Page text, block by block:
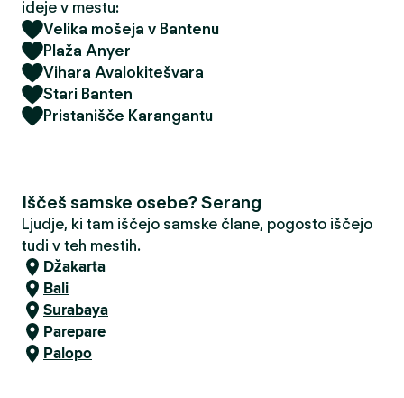
ideje v mestu:
Velika mošeja v Bantenu
Plaža Anyer
Vihara Avalokitešvara
Stari Banten
Pristanišče Karangantu
Iščeš samske osebe? Serang
Ljudje, ki tam iščejo samske člane, pogosto iščejo
tudi v teh mestih.
Džakarta
Bali
Surabaya
Parepare
Palopo